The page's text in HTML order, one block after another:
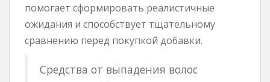
помогает сформировать реалистичные
ожидания и способствует тщательному
сравнению перед покупкой добавки.
Средства от выпадения волос